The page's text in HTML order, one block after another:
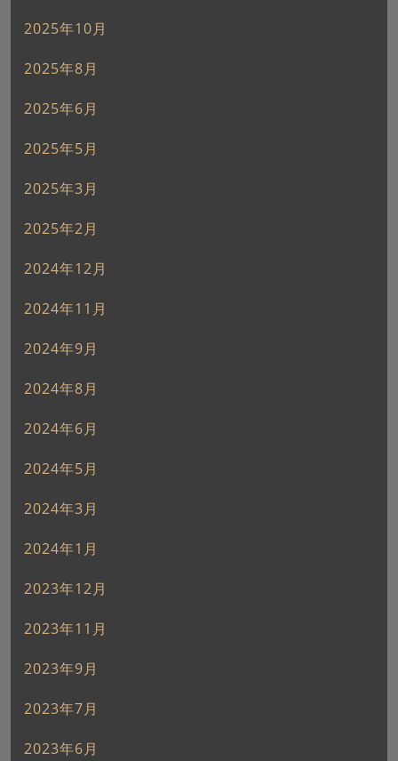
2025年10月
2025年8月
2025年6月
2025年5月
2025年3月
2025年2月
2024年12月
2024年11月
2024年9月
2024年8月
2024年6月
2024年5月
2024年3月
2024年1月
2023年12月
2023年11月
2023年9月
2023年7月
2023年6月